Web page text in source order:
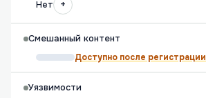
Нет
+
Смешанный контент
Доступно после регистрации
Уязвимости